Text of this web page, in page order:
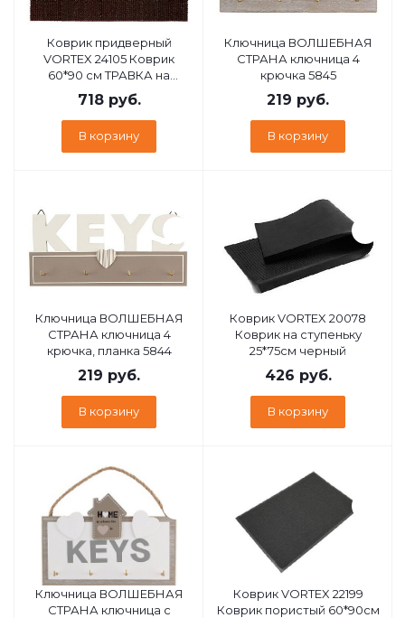
Коврик придверный
VORTEX 24105 Коврик
60*90 см ТРАВКА на
противоскользящей
основе темно-
коричневый
718руб.
В корзину
Ключница ВОЛШЕБНАЯ
СТРАНА ключница 4
крючка 5845
219 руб.
В корзину
Ключница ВОЛШЕБНАЯ
СТРАНА ключница 4
крючка, планка 5844
219 руб.
В корзину
Коврик VORTEX 20078
Коврик на ступеньку
25*75см черный
426 руб.
В корзину
Ключница ВОЛШЕБНАЯ
СТРАНА ключница с
Коврик VORTEX 22199
Коврик пористый 60*90см